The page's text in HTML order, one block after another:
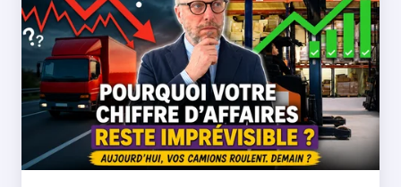
stockage
logistique
stabilise
chiffre
d’affaires
des
transporteurs